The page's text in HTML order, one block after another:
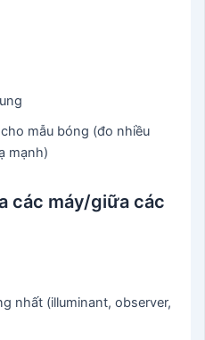
mẫu bóng (đo nhiều
mạnh)
các máy/giữa các
nhất (illuminant, observer,